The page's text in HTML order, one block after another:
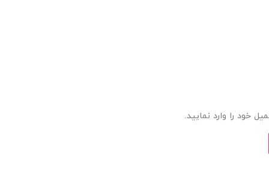
خود را وارد نمایید.